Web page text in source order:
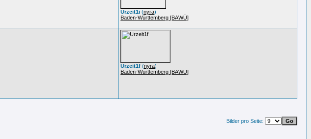
Urzeit1i (nyra)
Baden-Württemberg [BAWÜ]
Urzeit1f (nyra)
Baden-Württemberg [BAWÜ]
Bilder pro Seite: